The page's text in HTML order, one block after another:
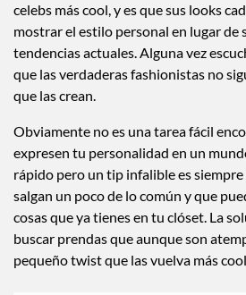
celebs más cool, y es que sus looks
mostrar el estilo personal en lugar de
tendencias actuales. Alguna vez
que las verdaderas fashionistas no
que las crean.
Obviamente no es una tarea fácil
expresen tu personalidad en un
rápido pero un tip infalible es siempre
salgan un poco de lo común y que
cosas que ya tienes en tu clóset. La
buscar prendas que aunque son
pequeño twist que las vuelva más